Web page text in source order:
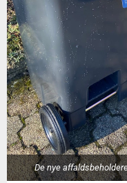
De nye